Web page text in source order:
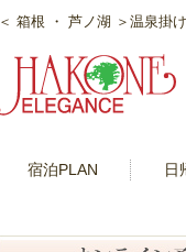
＜ 箱根 ・ 芦ノ湖 ＞温泉掛
宿泊PLAN 日